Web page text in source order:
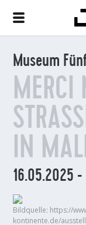
Museum
N MALI
16.05.2025 -
Bildquelle: https://
kontinente.de/